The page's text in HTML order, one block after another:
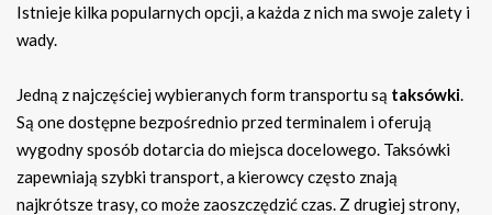
Istnieje kilka popularnych opcji, a każda z nich ma swoje zalety i
wady.
Jedną z najczęściej wybieranych form transportu są taksówki.
Są one dostępne bezpośrednio przed terminalem i oferują
wygodny sposób dotarcia do miejsca docelowego. Taksówki
zapewniają szybki transport, a kierowcy często znają
najkrótsze trasy, co może zaoszczędzić czas. Z drugiej strony,